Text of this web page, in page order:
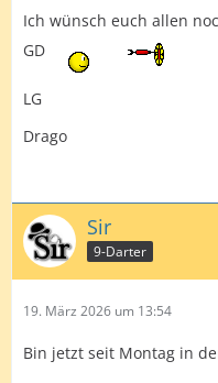
Ich wünsch euch allen
GD
LG
Drago
Sir
9-Darter
19. März 2026 um 13:54
Bin jetzt seit Montag in